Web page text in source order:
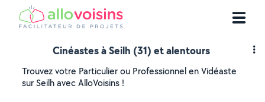
Cinéastes à Seilh (31) et alentours
Trouvez votre Particulier ou Professionnel en Vidéaste
sur Seilh avec AlloVoisins !